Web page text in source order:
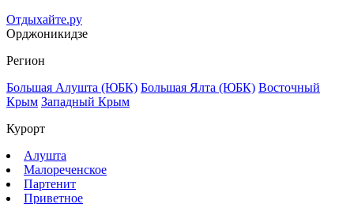
Отдыхайте.ру
Орджоникидзе
Регион
Большая Алушта (ЮБК) Большая Ялта (ЮБК) Восточный
Крым Западный Крым
Курорт
Алушта
Малореченское
Партенит
Приветное